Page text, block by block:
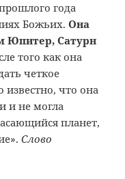
года
Божьих.Она
Юпитер, Сатурн
того как она
четкое
что она
и не могла
планет,
Слово